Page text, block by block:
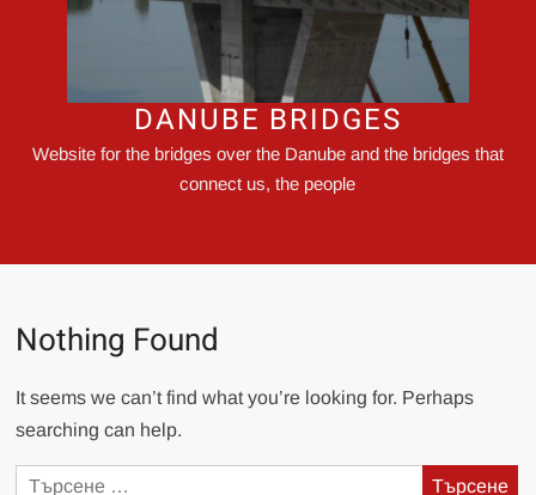
DANUBE BRIDGES
Website for the bridges over the Danube and the bridges that
connect us, the people
Nothing Found
It seems we can’t find what you’re looking for. Perhaps
searching can help.
Търсене